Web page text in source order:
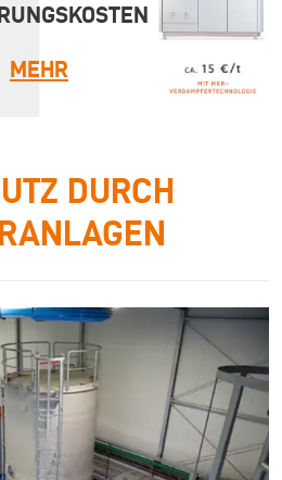
MEHR
MEHR
DURCH